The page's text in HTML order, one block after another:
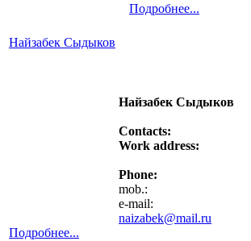
Подробнее...
Найзабек Сыдыков
Найзабек Сыдыков
Contacts:
Work address:
Phone:
mob.:
e-mail:
naizabek@mail.ru
Подробнее...